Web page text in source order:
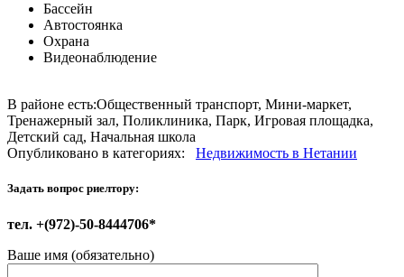
Бассейн
Автостоянка
Охрана
Видеонаблюдение
В районе есть:Общественный транспорт, Мини-маркет,
Тренажерный зал, Поликлиника, Парк, Игровая площадка,
Детский сад, Начальная школа
Опубликовано в категориях: Недвижимость в Нетании
Задать вопрос риелтору:
тел. +(972)-50-8444706*
Ваше имя (обязательно)